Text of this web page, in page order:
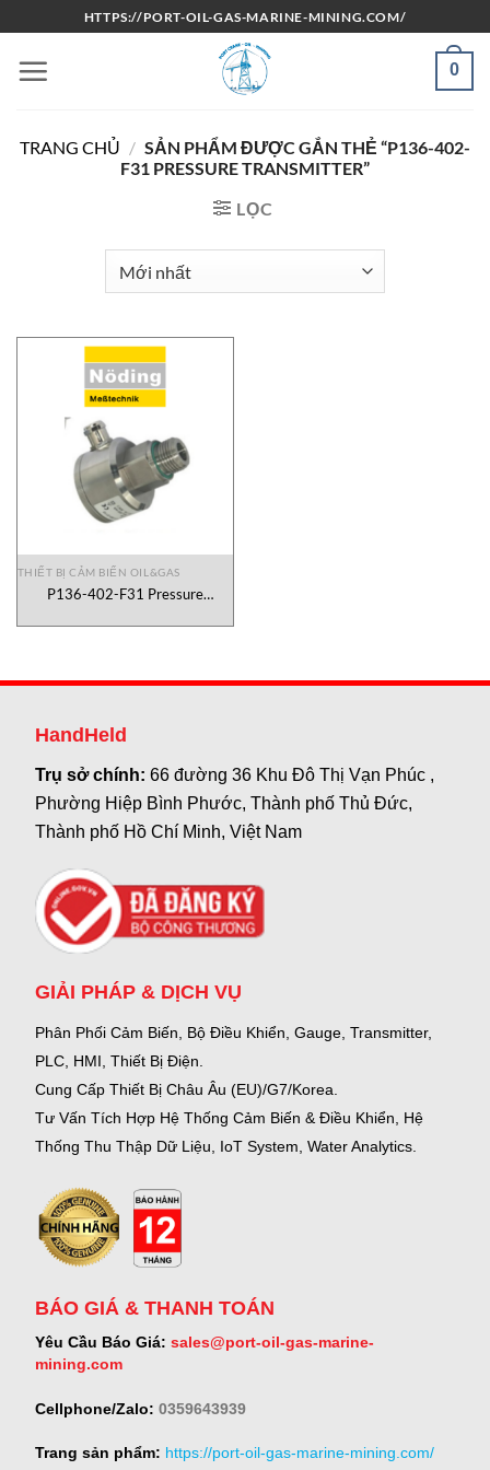
qua
nội
HTTPS://PORT-OIL-GAS-MARINE-MINING.COM/
0
TRANG CHỦ / SẢN PHẨM ĐƯỢC GẮN THẺ “P136-402-
F31 PRESSURE TRANSMITTER”
LỌC
THIẾT BỊ CẢM BIẾN OIL&GAS
P136-402-F31 Pressure
HandHeld
Trụ sở chính:66 đường 36 Khu Đô Thị Vạn Phúc ,
Phường Hiệp Bình Phước, Thành phố Thủ Đức,
Thành phố Hồ Chí Minh, Việt Nam
GIẢI PHÁP & DỊCH VỤ
Phân Phối Cảm Biến, Bộ Điều Khiển, Gauge, Transmitter,
PLC, HMI, Thiết Bị Điện.
Cung Cấp Thiết Bị Châu Âu (EU)/G7/Korea.
Tư Vấn Tích Hợp Hệ Thống Cảm Biến & Điều Khiển, Hệ
Thống Thu Thập Dữ Liệu, IoT System, Water Analytics.
BÁO GIÁ & THANH TOÁN
Yêu Cầu Báo Giá: sales@port-oil-gas-marine-
mining.com
Cellphone/Zalo: 0359643939
Trang sản phẩm: https://port-oil-gas-marine-mining.com/